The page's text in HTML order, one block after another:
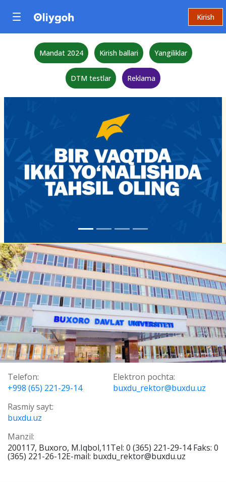
Kirish
Mandat 2024 Kirish ballari Yangiliklar
DTM testlar Reklama
Telefon:
+998 (65) 221-29-14
Elektron pochta:
buxdu_rektor@buxdu.uz
Rasmiy sayt:
buxdu.uz
Manzil:
200117, Buxoro, M.Iqbol,11Tel: 0 (365) 221-29-14 Faks: 0
(365) 221-26-12E-mail: buxdu_rektor@buxdu.uz